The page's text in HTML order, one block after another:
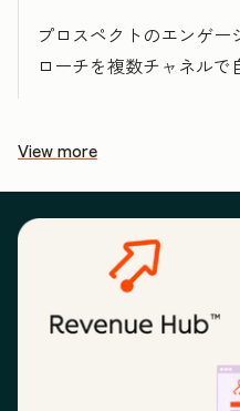
プロスペクトのエンゲ
ローチを複数チャネルで
View more